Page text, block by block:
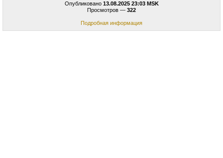
Опубликовано 13.08.2025 23:03 MSK
Просмотров — 322
Подробная информация